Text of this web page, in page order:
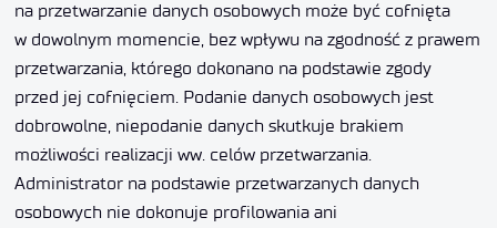
na przetwarzanie danych osobowych może być cofnięta
w dowolnym momencie, bez wpływu na zgodność z prawem
przetwarzania, którego dokonano na podstawie zgody
przed jej cofnięciem. Podanie danych osobowych jest
dobrowolne, niepodanie danych skutkuje brakiem
możliwości realizacji ww. celów przetwarzania.
Administrator na podstawie przetwarzanych danych
osobowych nie dokonuje profilowania ani